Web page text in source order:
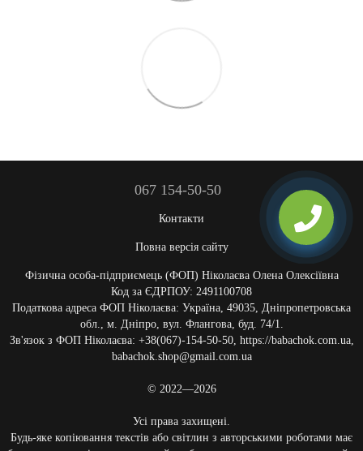
067 154-50-50
Контакти
Повна версія сайту
Фізична особа-підприємець (ФОП) Ніколаєва Олена Олексіївна
Код за ЄДРПОУ: 2491100708
Податкова адреса ФОП Ніколаєва: Україна, 49035, Дніпропетровська
обл., м. Дніпро, вул. Флангова, буд. 74/1.
Зв'язок з ФОП Ніколаєва: +38(067)-154-50-50, https://babachok.com.ua,
babachok.shop@gmail.com.ua
© 2022—2026
Усі права захищені.
Будь-яке копіювання текстів або світлин з авторськими роботами має